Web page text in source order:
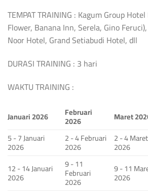
TEMPAT TRAINING : Kagum Group
Flower, Banana Inn, Serela, Gino
Noor Hotel, Grand Setiabudi Hotel, dll
DURASI TRAINING : 3 hari
WAKTU TRAINING :
Januari 2026 Februari
2026 Maret
5 - 7 Januari
2026
2 - 4 Februari
2026
2 - 4 Maret
2026
12 - 14 Januari
2026
9 - 11
Februari
2026
9 - 11
2026